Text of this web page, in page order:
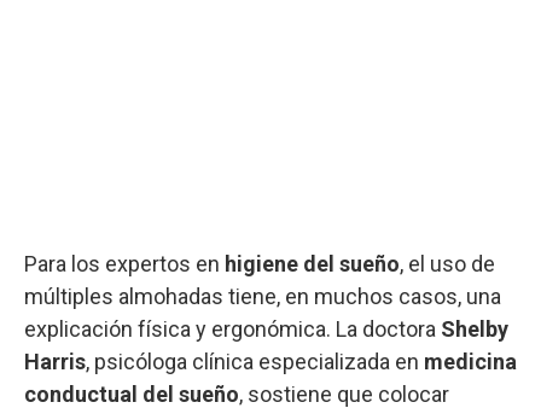
Para los expertos en higiene del sueño, el uso de
múltiples almohadas tiene, en muchos casos, una
explicación física y ergonómica. La doctora Shelby
Harris, psicóloga clínica especializada en medicina
conductual del sueño, sostiene que colocar